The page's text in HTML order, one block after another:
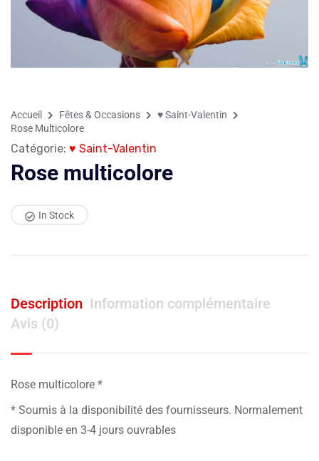
Accueil Fêtes & Occasions
♥ Saint-Valentin
Rose Multicolore
Catégorie: ♥ Saint-Valentin
Rose multicolore
In Stock
Description Information complémentaire
Avis (0)
Rose multicolore *
* Soumis à la disponibilité des fournisseurs. Normalement
disponible en 3-4 jours ouvrables